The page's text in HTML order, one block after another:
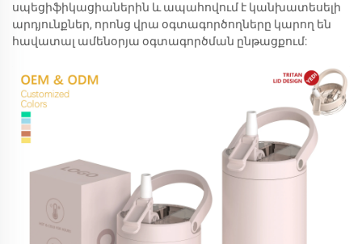
սպեցիֆիկացիաներին և ապահովում է կանխատեսելի
արդյունքներ, որոնց վրա օգտագործողները կարող են
հավատալ ամենօրյա օգտագործման ընթացքում: